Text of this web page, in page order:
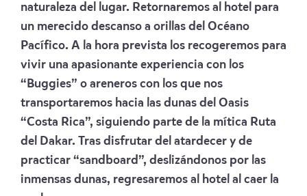
naturaleza del lugar. Retornaremos al hotel para
un merecido descanso a orillas del Océano
Pacífico. A la hora prevista los recogeremos para
vivir una apasionante experiencia con los
“Buggies” o areneros con los que nos
transportaremos hacia las dunas del Oasis
“Costa Rica”, siguiendo parte de la mítica Ruta
del Dakar. Tras disfrutar del atardecer y de
practicar “sandboard”, deslizándonos por las
inmensas dunas, regresaremos al hotel al caer la